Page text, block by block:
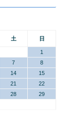
土 日
1
7
8
14
15
21
22
28
29